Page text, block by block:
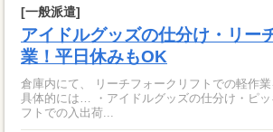
[一般派遣]
アイドルグッズの仕分け・リー
業！平日休みもOK
倉庫内にて、 リーチフォークリフトでの軽作業
具体的には… ・アイドルグッズの仕分け・ピッ
フトでの入出荷...